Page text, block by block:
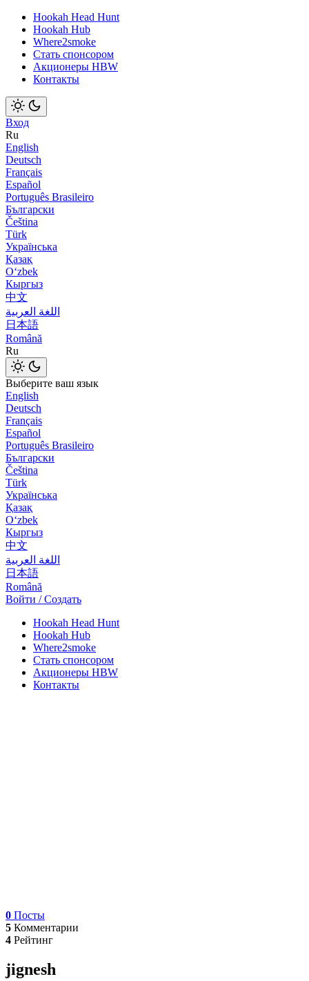
Hookah Head Hunt
Hookah Hub
Where2smoke
Стать спонсором
Акционеры HBW
Контакты
Вход
Ru
English
Deutsch
Français
Español
Português Brasileiro
Български
Čeština
Türk
Українська
Қазақ
Оʻzbek
Кыргыз
中文
اللغة العربية
日本語
Română
Ru
Выберите ваш язык
English
Deutsch
Français
Español
Português Brasileiro
Български
Čeština
Türk
Українська
Қазақ
Оʻzbek
Кыргыз
中文
اللغة العربية
日本語
Română
Войти / Создать
Hookah Head Hunt
Hookah Hub
Where2smoke
Стать спонсором
Акционеры HBW
Контакты
0 Посты
5 Комментарии
4 Рейтинг
jignesh